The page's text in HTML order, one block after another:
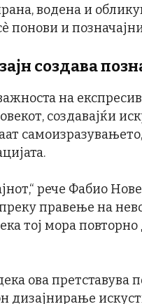
водена и
понови и
создава
на
создавајќи
рече Фабио
преку правење на
тој мора
ова претставува
дизајнирање